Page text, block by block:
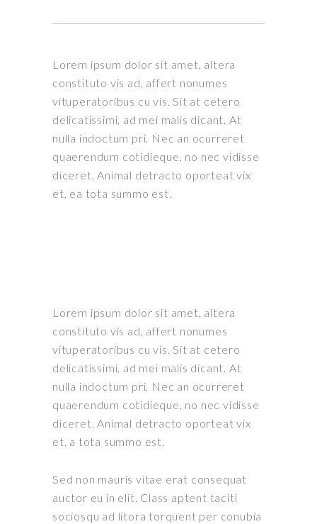
Lorem ipsum dolor sit amet, altera
constituto vis ad, affert nonumes
vituperatoribus cu vis. Sit at cetero
delicatissimi, ad mei malis dicant. At
nulla indoctum pri. Nec an ocurreret
quaerendum cotidieque, no nec vidisse
diceret. Animal detracto oporteat vix
et, ea tota summo est.
Lorem ipsum dolor sit amet, altera
constituto vis ad, affert nonumes
vituperatoribus cu vis. Sit at cetero
delicatissimi, ad mei malis dicant. At
nulla indoctum pri. Nec an ocurreret
quaerendum cotidieque, no nec vidisse
diceret. Animal detracto oporteat vix
et, a tota summo est.
Sed non mauris vitae erat consequat
auctor eu in elit. Class aptent taciti
sociosqu ad litora torquent per conubia